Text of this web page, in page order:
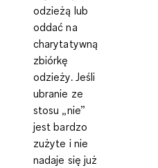
odzieżą lub
oddać na
charytatywną
zbiórkę
odzieży. Jeśli
ubranie ze
stosu „nie”
jest bardzo
zużyte i nie
nadaje się już